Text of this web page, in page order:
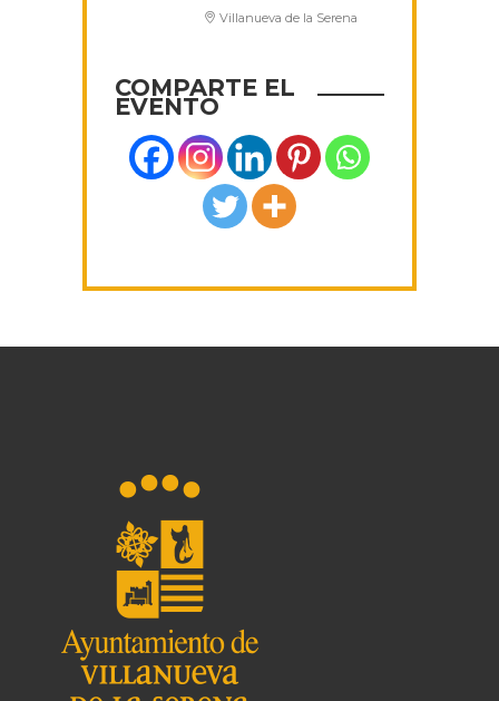
Villanueva de la Serena
COMPARTE EL
EVENTO